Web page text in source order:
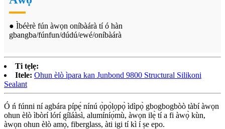
● Ìbéèrè fún àwọn oníbàárà tí ó hàn
gbangba/fúnfun/dúdú/ewé/oníbàárà
Ti tẹlẹ:
Itele: Ohun èlò ìpara kan Junbond 9800 Structural Silikoni
Sealant
Ó ń fúnni ní agbára pípẹ́ nínú ọ̀pọ̀lọpọ̀ ìdìpọ̀ gbogbogbòò tàbí àwọn
ohun èlò ìbòrí lórí gíláàsì, alumíníọ́mù, àwọn ilẹ̀ tí a fi àwọ̀ kùn,
àwọn ohun èlò amọ̀, fiberglass, àti igi tí kì í ṣe epo.